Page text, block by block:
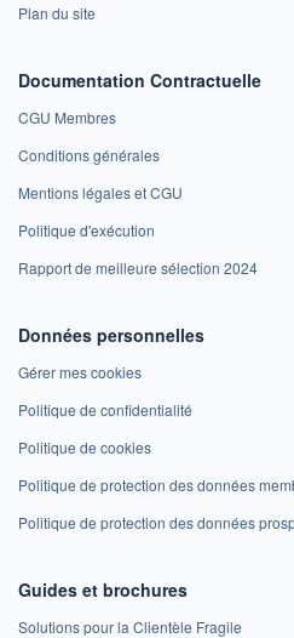
Plan du site
Documentation Contractuelle
CGU Membres
Conditions générales
Mentions légales et CGU
Politique d'exécution
Rapport de meilleure sélection 2024
Données personnelles
Gérer mes cookies
Politique de confidentialité
Politique de cookies
Politique de protection des données
Politique de protection des données
Guides et brochures
Solutions pour la Clientèle Fragile